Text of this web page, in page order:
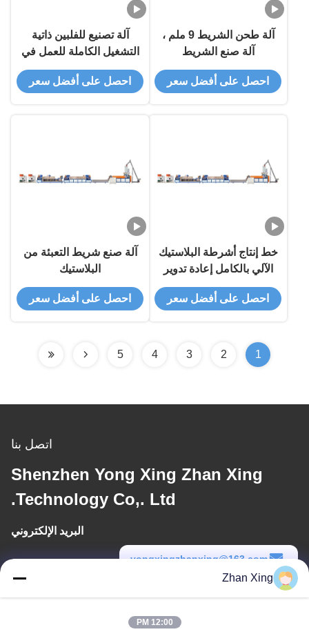
آلة طحن الشريط 9 ملم ،
آلة صنع الشريط
احصل على أفضل سعر
آلة تصنيع للفلبين ذاتية
التشغيل الكاملة للعمل في
مصانع التصنيع
احصل على أفضل سعر
خط إنتاج أشرطة البلاستيك
الآلي بالكامل إعادة تدوير
الفيديو المخرج التفتيش
احصل على أفضل سعر
آلة صنع شريط التعبئة من
البلاستيك
احصل على أفضل سعر
1
2
3
4
5
اتصل بنا
Shenzhen Yong Xing Zhan Xing
Technology Co,. Ltd.
البريد الإلكتروني
yongxingzhanxing@163.com
Zhan Xing
12:00 PM